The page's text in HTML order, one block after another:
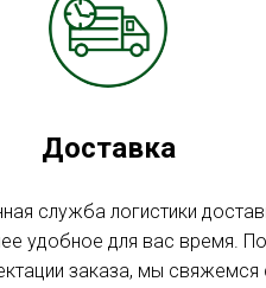
Доставка
служба логистики
удобное для вас время.
заказа, мы свяжемся